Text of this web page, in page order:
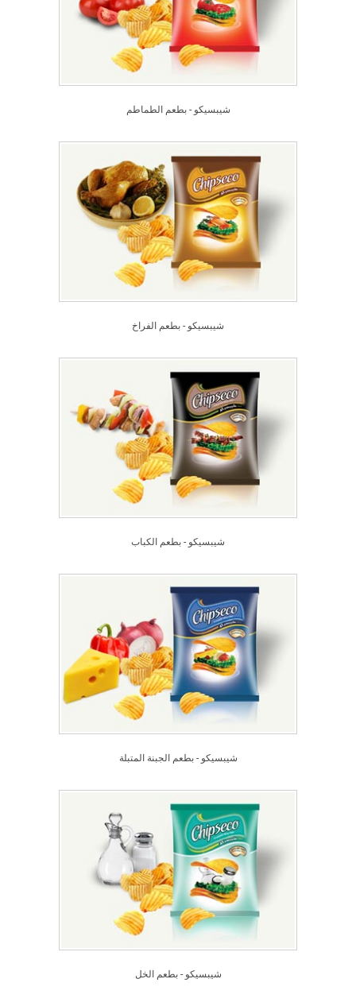
شيبسيكو - بطعم الطماطم
شيبسيكو - بطعم الفراخ
شيبسيكو - بطعم الكباب
شيبسيكو - بطعم الجبنة المتبلة
شيبسيكو - بطعم الخل